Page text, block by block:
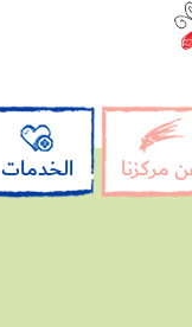
مركزنا الخدمات